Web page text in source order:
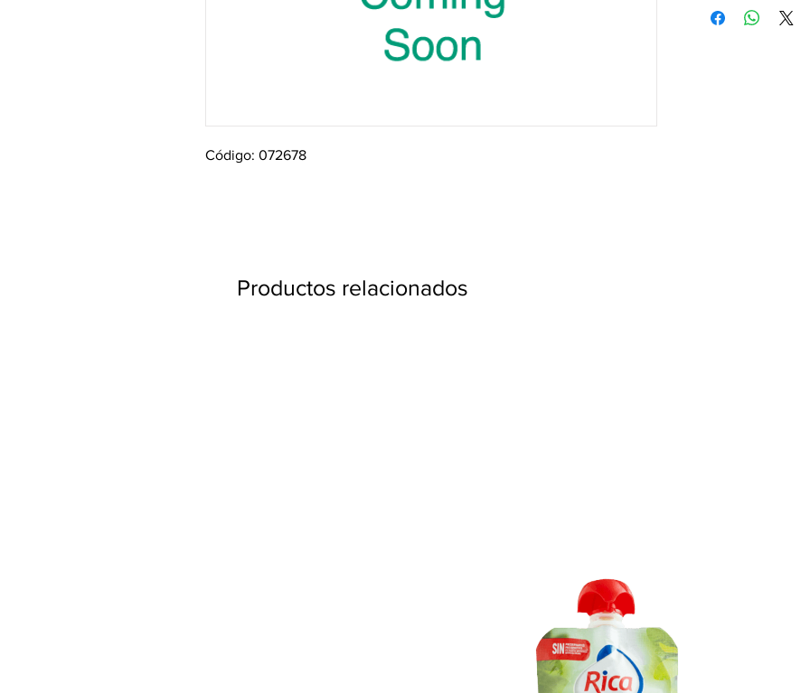
Código: 072678
Productos relacionados